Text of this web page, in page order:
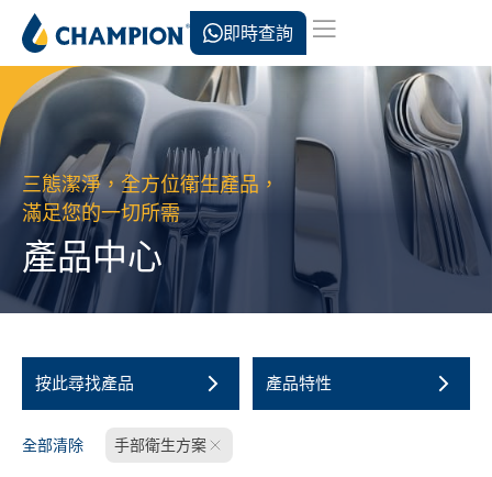
即時查詢
三態潔淨，全方位衛生產品，
滿足您的一切所需
產品中心
按此尋找產品 產品特性
全部清除 手部衛生方案